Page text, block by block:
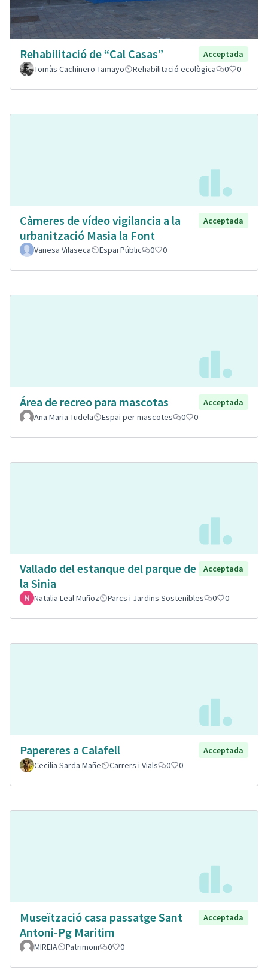
Rehabilitació de “Cal Casas”
Acceptada
Tomàs Cachinero Tamayo
Rehabilitació ecològica 0 0
Càmeres de vídeo vigilancia a la
urbanització Masia la Font
Acceptada
Vanesa Vilaseca Espai Públic 0 0
Área de recreo para mascotas
Acceptada
Ana Maria Tudela
Espai per mascotes 0 0
Vallado del estanque del parque de
la Sinia
Acceptada
Natalia Leal Muñoz Parcs i Jardins Sostenibles 0 0
Papereres a Calafell
Acceptada
Cecilia Sarda Mañe
Carrers i Vials 0 0
Museïtzació casa passatge Sant
Antoni-Pg Maritim
Acceptada
MIREIA Patrimoni 0 0